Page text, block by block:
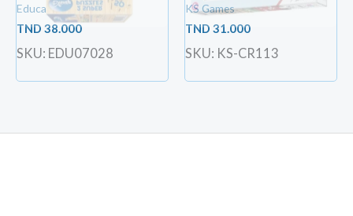
Educa
TND 38.000
SKU: EDU07028
KS Games
TND 31.000
SKU: KS-CR113